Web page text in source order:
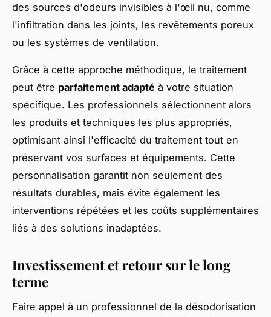
des sources d'odeurs invisibles à l'œil nu, comme
l'infiltration dans les joints, les revêtements poreux
ou les systèmes de ventilation.
Grâce à cette approche méthodique, le traitement
peut être parfaitement adapté à votre situation
spécifique. Les professionnels sélectionnent alors
les produits et techniques les plus appropriés,
optimisant ainsi l'efficacité du traitement tout en
préservant vos surfaces et équipements. Cette
personnalisation garantit non seulement des
résultats durables, mais évite également les
interventions répétées et les coûts supplémentaires
liés à des solutions inadaptées.
Investissement et retour sur le long
terme
Faire appel à un professionnel de la désodorisation